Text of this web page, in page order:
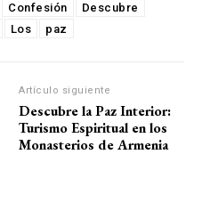
Confesión
Descubre
Los paz
Artículo siguiente
Descubre la Paz Interior:
Turismo Espiritual en los
Monasterios de Armenia